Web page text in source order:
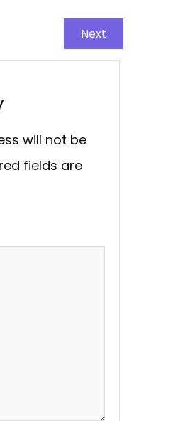
Next
will not be
fields are